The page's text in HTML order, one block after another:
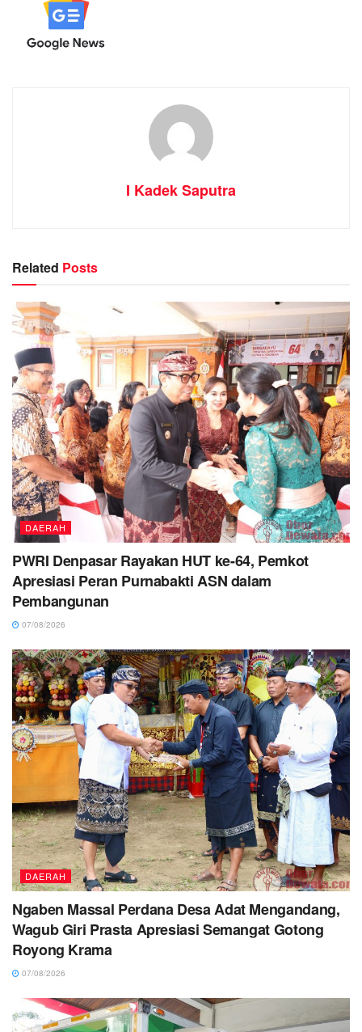
I Kadek Saputra
Related Posts
DAERAH
PWRI Denpasar Rayakan HUT ke-64, Pemkot
Apresiasi Peran Purnabakti ASN dalam
Pembangunan
07/08/2026
DAERAH
Ngaben Massal Perdana Desa Adat Mengandang,
Wagub Giri Prasta Apresiasi Semangat Gotong
Royong Krama
07/08/2026